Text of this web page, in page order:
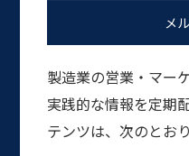
メ
製造業の営業・マー
実践的な情報を定期
テンツは、次のとおり